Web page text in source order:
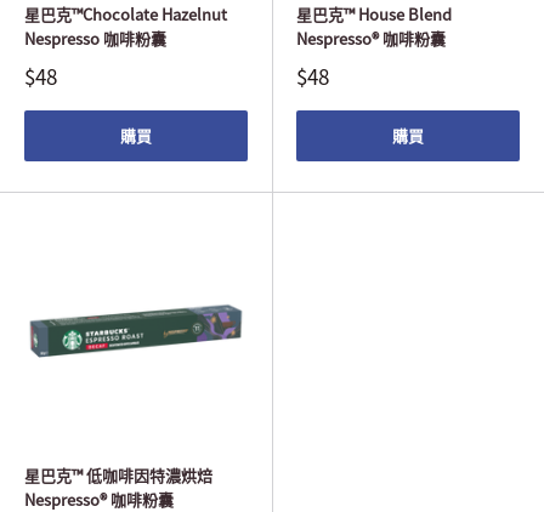
星巴克™Chocolate Hazelnut
Nespresso 咖啡粉囊
$48
購買
星巴克™ House Blend
Nespresso® 咖啡粉囊
$48
購買
星巴克™ 低咖啡因特濃烘焙
Nespresso® 咖啡粉囊